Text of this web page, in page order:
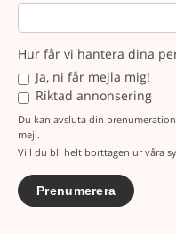
Hur får vi hantera dina
Ja, ni får mejla mig!
Riktad annonsering
Du kan avsluta din
mejl.
Vill du bli helt borttagen ur våra